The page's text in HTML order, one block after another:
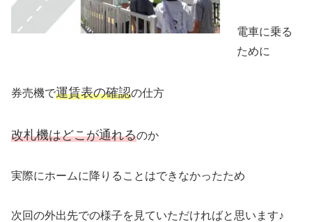
電車に乗る
ために
券売機で運賃表の確認の仕方
改札機はどこが通れるのか
実際にホームに降りることはできなかったため
次回の外出先での様子を見ていただければと思います♪